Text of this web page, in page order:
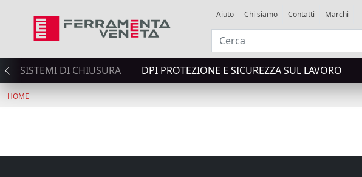
Aiuto Chi siamo Contatti Marchi
SISTEMI DI CHIUSURA DPI PROTEZIONE E SICUREZZA SUL LAVORO
HOME